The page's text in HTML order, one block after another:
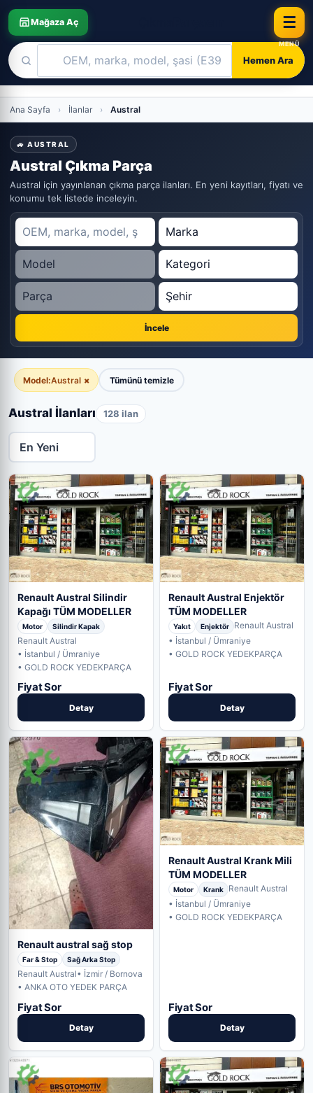
Mağaza Aç
Hemen Ara
☰
to
content
Ana Sayfa › İlanlar › Austral
🚙 AUSTRAL
Austral Çıkma Parça
Austral için yayınlanan çıkma parça ilanları. En yeni kayıtları, fiyatı ve
konumu tek listede inceleyin.
İncele
Model:Austral × Tümünü temizle
Austral İlanları 128 ilan
Renault Austral Silindir
Kapağı TÜM MODELLER
Motor Silindir Kapak
Renault Austral
• İstanbul / Ümraniye
• GOLD ROCK YEDEKPARÇA
Fiyat Sor
Detay
Renault Austral Enjektör
TÜM MODELLER
Yakıt Enjektör
Renault Austral
• İstanbul / Ümraniye
• GOLD ROCK YEDEKPARÇA
Fiyat Sor
Detay
Renault austral sağ stop
Far & Stop Sağ Arka Stop
Renault Austral• İzmir / Bornova
• ANKA OTO YEDEK PARÇA
Fiyat Sor
Detay
Renault Austral Krank Mili
TÜM MODELLER
Motor Krank
Renault Austral
• İstanbul / Ümraniye
• GOLD ROCK YEDEKPARÇA
Fiyat Sor
Detay